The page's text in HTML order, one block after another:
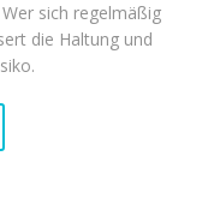
sich regelmäßig
die Haltung und